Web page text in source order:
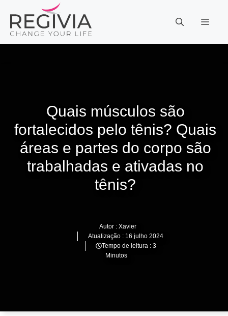
para
Quais músculos são
fortalecidos pelo tênis? Quais
áreas e partes do corpo são
trabalhadas e ativadas no
tênis?
Autor : Xavier
Atualização : 16 julho 2024
Tempo de leitura : 3
Minutos